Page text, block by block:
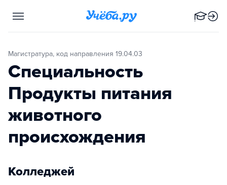
Магистратура, код направления 19.04.03
Специальность
Продукты питания
животного
происхождения
Колледжей